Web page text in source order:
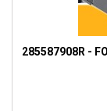
285587908R -